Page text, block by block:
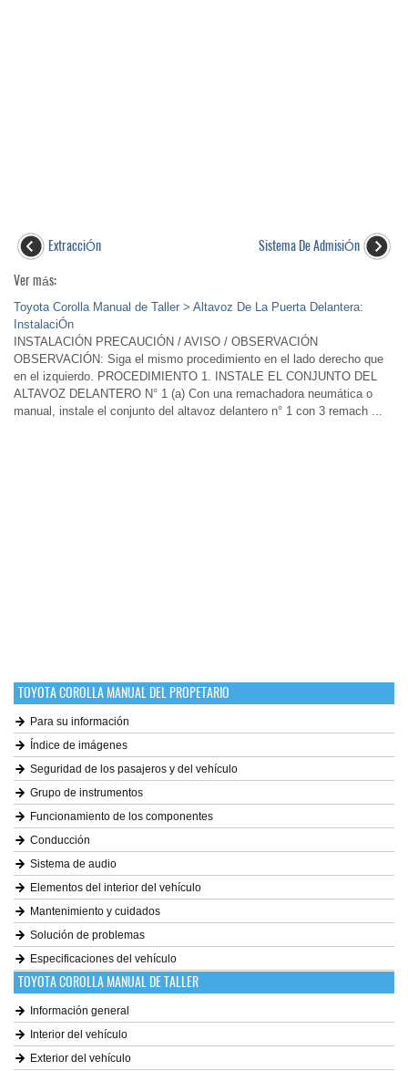
ExtracciÓn
Sistema De AdmisiÓn
Ver más:
Toyota Corolla Manual de Taller > Altavoz De La Puerta Delantera:
InstalaciÓn
INSTALACIÓN PRECAUCIÓN / AVISO / OBSERVACIÓN
OBSERVACIÓN: Siga el mismo procedimiento en el lado derecho que
en el izquierdo. PROCEDIMIENTO 1. INSTALE EL CONJUNTO DEL
ALTAVOZ DELANTERO N° 1 (a) Con una remachadora neumática o
manual, instale el conjunto del altavoz delantero n° 1 con 3 remach ...
TOYOTA COROLLA MANUAL DEL PROPETARIO
Para su información
Índice de imágenes
Seguridad de los pasajeros y del vehículo
Grupo de instrumentos
Funcionamiento de los componentes
Conducción
Sistema de audio
Elementos del interior del vehículo
Mantenimiento y cuidados
Solución de problemas
Especificaciones del vehículo
TOYOTA COROLLA MANUAL DE TALLER
Información general
Interior del vehículo
Exterior del vehículo